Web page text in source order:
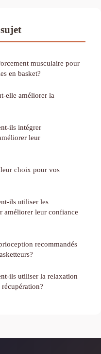
musculaire pour
en basket?
elle améliorer la
ils intégrer
leur
choix pour vos
ils utiliser les
améliorer leur confiance
recommandés
ils utiliser la relaxation